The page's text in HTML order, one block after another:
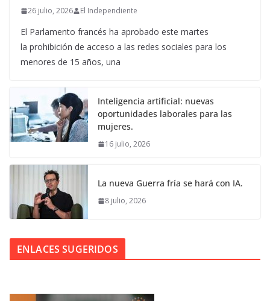
26 julio, 2026 El Independiente
El Parlamento francés ha aprobado este martes
la prohibición de acceso a las redes sociales para los
menores de 15 años, una
Inteligencia artificial: nuevas
oportunidades laborales para las
mujeres.
16 julio, 2026
La nueva Guerra fría se hará con IA.
8 julio, 2026
ENLACES SUGERIDOS